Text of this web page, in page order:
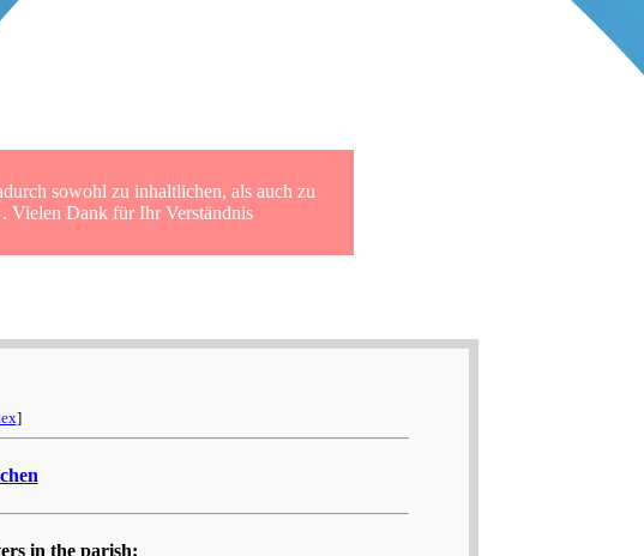
SUD Archiv
sowohl zu inhaltlichen, als auch zu
Vielen Dank für Ihr Verständnis
]
in the parish: